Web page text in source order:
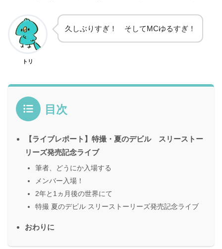
トリ
久しぶりすぎ！ そしてMCゆるすぎ！
目次
【ライブレポート】特撮・夏のデビル スリーストー
リーズ発売記念ライブ
筆者、どうにか入場する
メンバー入場！
2年と1ヵ月後の世界にて
特撮 夏のデビル スリーストーリーズ発売記念ライブ
おわりに